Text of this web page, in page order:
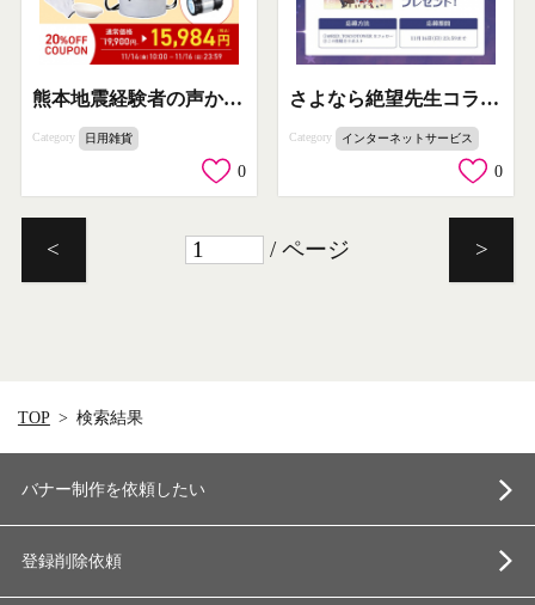
熊本地震経験者の声から生まれた防災セット
Category 日用雑貨
0
さよなら絶望先生コラボ記念プレゼントキャンペーン
Category インターネットサービス
0
< / ページ >
TOP 検索結果
バナー制作を依頼したい
登録削除依頼